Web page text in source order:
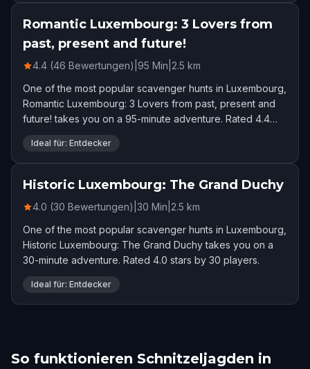
Romantic Luxembourg: 3 Lovers from
past, present and future!
4.4 (46 Bewertungen) 95 Min 2.5 km
One of the most popular scavenger hunts in Luxembourg,
Romantic Luxembourg: 3 Lovers from past, present and
future! takes you on a 95-minute adventure. Rated 4.4
stars by 46 players.
Ideal für: Entdecker
Historic Luxembourg: The Grand Duchy
4.0 (30 Bewertungen) 30 Min 2.5 km
One of the most popular scavenger hunts in Luxembourg,
Historic Luxembourg: The Grand Duchy takes you on a
30-minute adventure. Rated 4.0 stars by 30 players.
Ideal für: Entdecker
So funktionieren Schnitzeljagden in